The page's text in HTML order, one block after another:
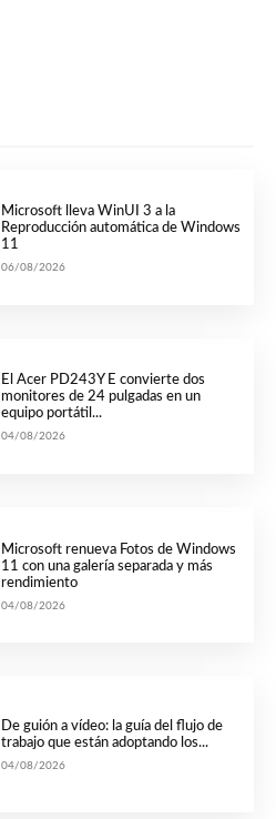
Microsoft lleva WinUI 3 a la
Reproducción automática de Windows
11
06/08/2026
El Acer PD243Y E convierte dos
monitores de 24 pulgadas en un
equipo portátil...
04/08/2026
Microsoft renueva Fotos de Windows
11 con una galería separada y más
rendimiento
04/08/2026
De guión a vídeo: la guía del flujo de
trabajo que están adoptando los...
04/08/2026